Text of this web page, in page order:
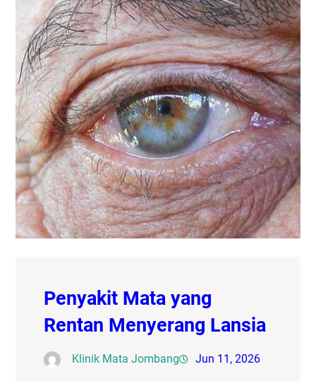
Penyakit Mata yang
Rentan Menyerang Lansia
Klinik Mata Jombang Jun 11, 2026